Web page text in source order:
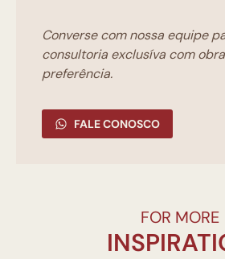
Converse com nossa equipe
consultoria exclusíva com
preferência.
FALE CONOSCO
FOR MORE